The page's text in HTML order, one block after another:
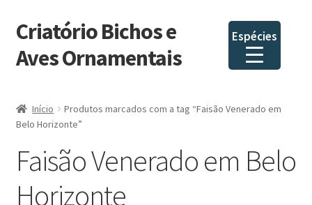
Espécies
Pular
para
navegação
Pular
para
o
Criatório Bichos e
Aves Ornamentais
Início
Produtos marcados com a tag “Faisão Venerado em
Belo Horizonte”
Faisão Venerado em Belo
Horizonte